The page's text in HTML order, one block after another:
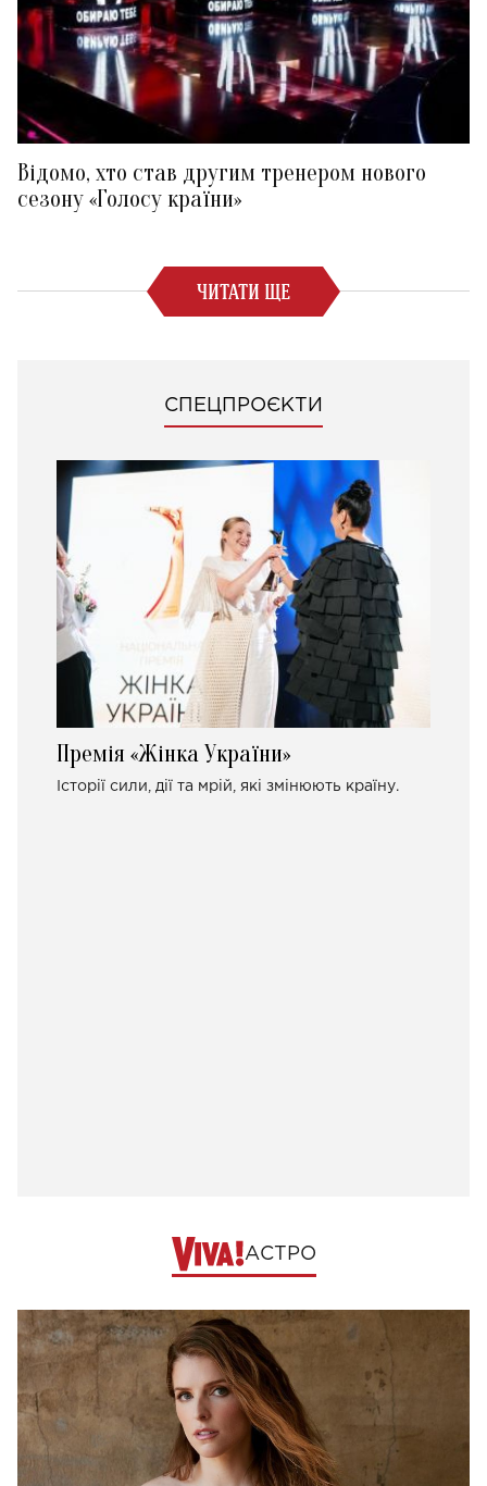
Відомо, хто став другим тренером нового
сезону «Голосу країни»
ЧИТАТИ ЩЕ
СПЕЦПРОЄКТИ
Премія «Жінка України»
Історії сили, дії та мрій, які змінюють країну.
АСТРО